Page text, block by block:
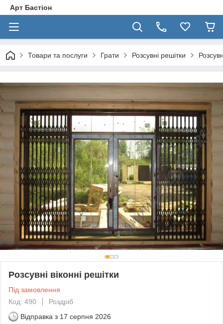
Арт Бастіон
Товари та послуги Грати Розсувні решітки
Розсувні віконні решітки
Під замовлення
Код: 490
Роздріб
Відправка з 17 серпня 2026